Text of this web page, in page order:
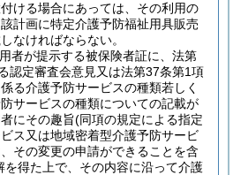
ける場合にあっては、その利用の
計画に特定介護予防福祉用具販売
なければならない。
者が提示する被保険者証に、法第
認定審査会意見又は法第37条第1項
る介護予防サービスの種類若しく
サービスの種類についての記載が
にその趣旨(同項の規定による指定
ス又は地域密着型介護予防サービ
その変更の申請ができることを含
を得た上で、その内容に沿って介護